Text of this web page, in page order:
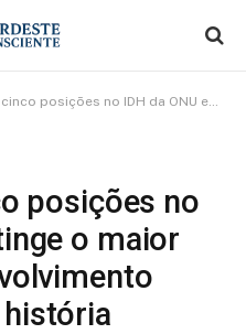
da ONU e atinge o maior índice de desenvolvimento humano de sua história
posições no
o maior
história